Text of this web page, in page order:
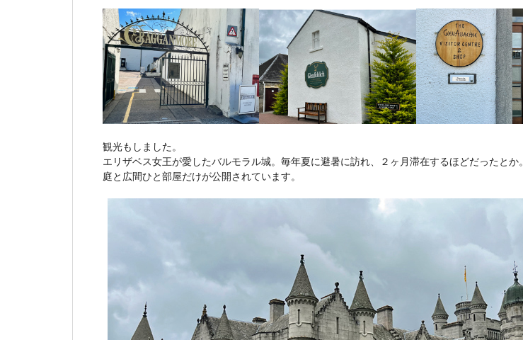
観光もしました。
エリザベス女王が愛したバルモラル城。毎年夏に避暑に訪れ、２ヶ月滞在するほどだったとか。
庭と広間ひと部屋だけが公開されています。